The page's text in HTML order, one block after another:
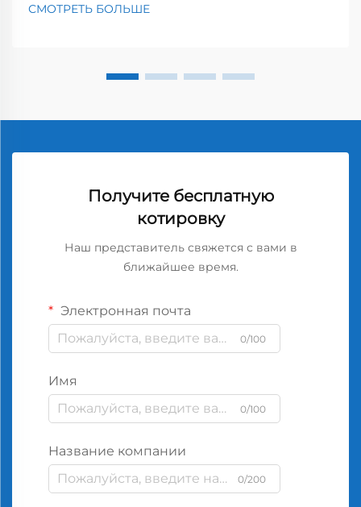
СМОТРЕТЬ БОЛЬШЕ
Получите бесплатную
котировку
Наш представитель свяжется с вами в
ближайшее время.
Электронная почта
0/100
Имя
0/100
Название компании
0/200